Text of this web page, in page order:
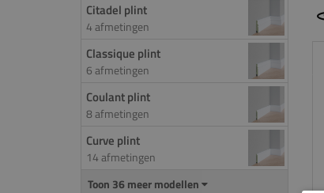
Citadel plint
4 afmetingen
Classique plint
6 afmetingen
Coulant plint
8 afmetingen
Curve plint
14 afmetingen
Toon 36 meer modellen